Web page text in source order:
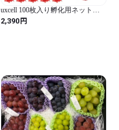
uxcell 100枚入り孵化用ネット
袋、16インチメッシュナイロン製
再利用可能 農産物用メッシュ袋
2,390円